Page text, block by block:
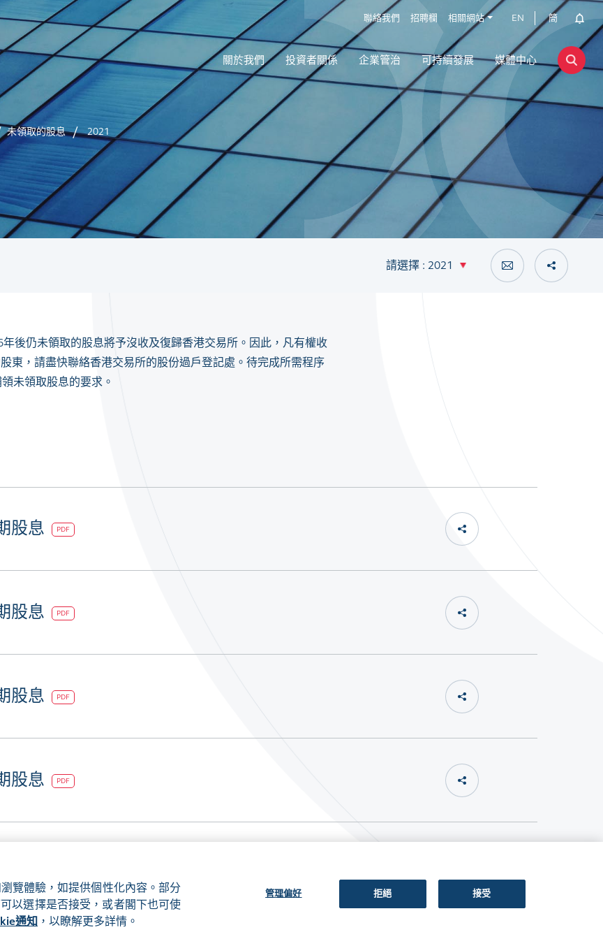
聯絡我們 招聘欄 相關網站 EN 簡
關於我們 投資者關係 企業管治 可持續發展 媒體中心
未領取的股息 2021
請選擇 : 2021
後仍未領取的股息將予沒收及復歸香港交易所。因此，凡有權收
東，請盡快聯絡香港交易所的股份過戶登記處。待完成所需程序
未領取股息的要求。
股息 PDF
股息 PDF
股息 PDF
股息 PDF
關注我們:
覽體驗，如提供個性化內容。部分
以選擇是否接受，或者閣下也可使
通知 ，以瞭解更多詳情。
管理偏好 拒絕 接受